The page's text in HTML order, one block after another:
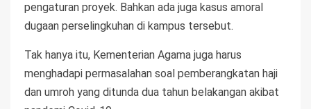
pengaturan proyek. Bahkan ada juga kasus amoral
dugaan perselingkuhan di kampus tersebut.
Tak hanya itu, Kementerian Agama juga harus
menghadapi permasalahan soal pemberangkatan haji
dan umroh yang ditunda dua tahun belakangan akibat